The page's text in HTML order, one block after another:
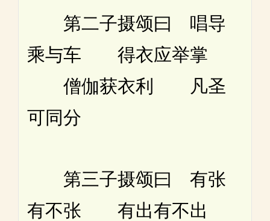
第二子摄颂曰 唱导
乘与车 得衣应举掌
僧伽获衣利 凡圣
可同分
第三子摄颂曰 有张
有不张 有出有不出